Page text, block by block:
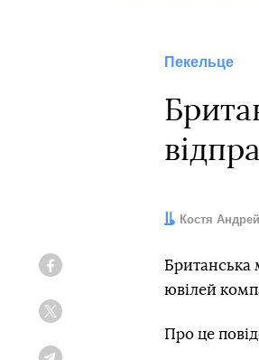
Пекельце
Автор:
Костя
Британська
ювілей
Про це